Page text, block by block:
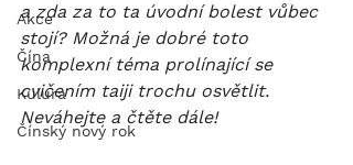
Akce
Čína
Kulura
Čínský nový rok
a zda za to ta úvodní bolest vůbec
stojí? Možná je dobré toto
komplexní téma prolínající se
cvičením taiji trochu osvětlit.
Neváhejte a čtěte dále!